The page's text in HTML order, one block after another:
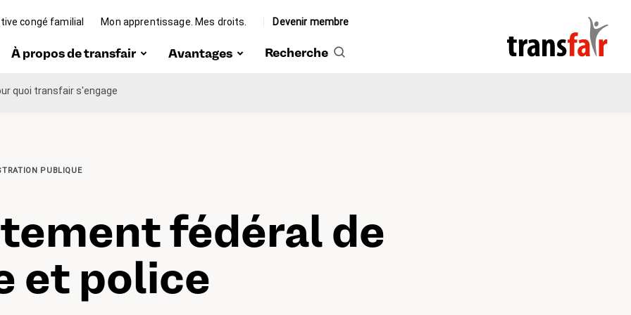
congé familial Mon apprentissage. Mes droits. Devenir membre
À propos de transfair
Portrait
Avantages
Formation
continue
des intérêts
Recherche
quoi transfair s'engage
PUBLIQUE
fédéral de
et police